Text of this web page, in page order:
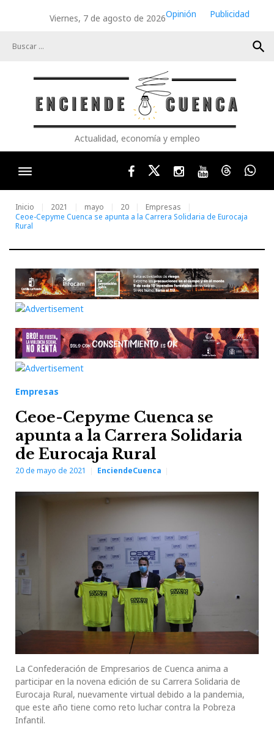
Viernes, 7 de agosto de 2026Opinión
Publicidad
search
Actualidad, economía y empleo
FacebookTwitterInstagram
YoutubeThreads
Inicio 2021 mayo 20
Empresas
Ceoe-Cepyme Cuenca se apunta a la Carrera Solidaria de Eurocaja
Rural
Empresas
Ceoe-Cepyme Cuenca se
apunta a la Carrera Solidaria
de Eurocaja Rural
20 de mayo de 2021 EnciendeCuenca
La Confederación de Empresarios de Cuenca anima a
participar en la novena edición de su Carrera Solidaria de
Eurocaja Rural, nuevamente virtual debido a la pandemia,
que este año tiene como reto luchar contra la Pobreza
Infantil.